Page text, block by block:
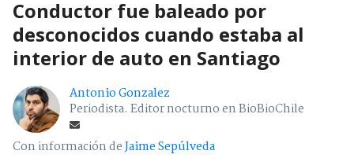
Conductor fue baleado por
desconocidos cuando estaba al
interior de auto en Santiago
Antonio Gonzalez
Periodista. Editor nocturno en BioBioChile
Con información deJaime Sepúlveda